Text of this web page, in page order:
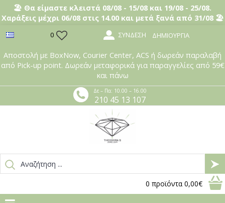
🏖️ Θα είμαστε κλειστά 08/08 - 15/08 και 19/08 - 25/08.
Χαράξεις μέχρι 06/08 στις 14.00 και μετά ξανά από 31/08 🏖️
0 ΣΎΝΔΕΣΗ ΔΗΜΙΟΥΡΓΊΑ
Αποστολή με BoxNow, Courier Center, ACS ή δωρεάν παραλαβή
από Pick-up point. Δωρεάν μεταφορικά για παραγγελίες από 59€
και πάνω
Δε – Πα: 10.00 – 16.00
210 45 13 107
0 προϊόντα 0,00€